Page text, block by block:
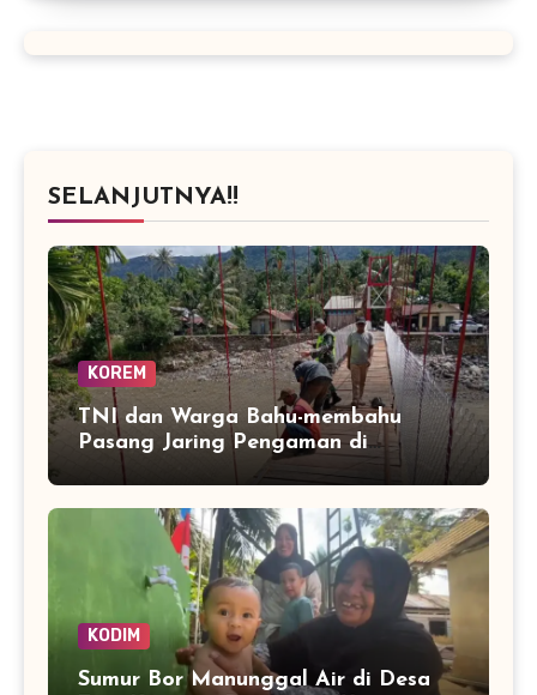
SELANJUTNYA!!
KOREM
TNI dan Warga Bahu-membahu
Pasang Jaring Pengaman di
Jembatan Perintis Betung Ateuh
Benggalang, Segera Siap Digunakan
KODIM
Sumur Bor Manunggal Air di Desa